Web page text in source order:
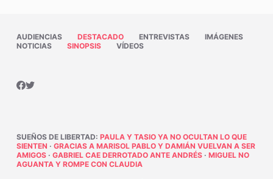
AUDIENCIAS DESTACADO ENTREVISTAS
IMÁGENES
NOTICIAS
SINOPSIS VÍDEOS
SUEÑOS DE LIBERTAD: PAULA Y TASIO YA NO OCULTAN LO QUE
SIENTEN · GRACIAS A MARISOL PABLO Y DAMIÁN VUELVAN A SER
AMIGOS· GABRIEL CAE DERROTADO ANTE ANDRÉS· MIGUEL NO
AGUANTA Y ROMPE CON CLAUDIA